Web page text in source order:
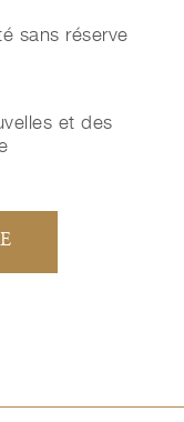
sans réserve
et des